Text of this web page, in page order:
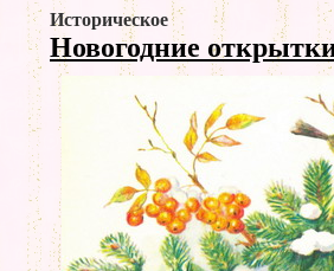
Историческое
Новогодние